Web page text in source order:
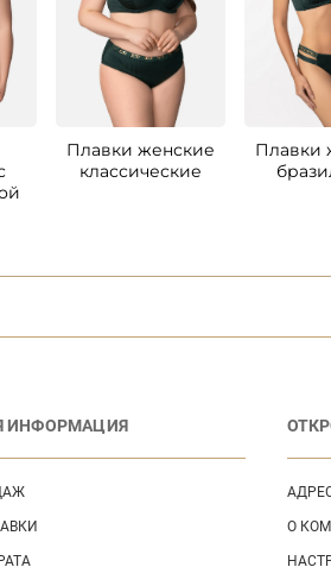
Плавки женские
классические
Плавки
ИНФОРМАЦИЯ
О